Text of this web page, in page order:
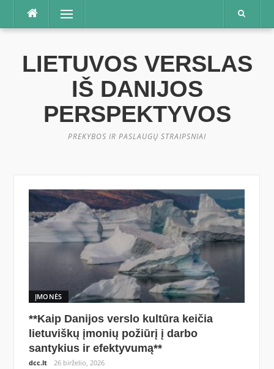
Praleisti
Meniu
LIETUVOS VERSLAS
IŠ DANIJOS
PERSPEKTYVOS
PREKYBOS IR PASLAUGŲ STRAIPSNIAI
ĮMONĖS
**Kaip Danijos verslo kultūra keičia
lietuviškų įmonių požiūrį į darbo
santykius ir efektyvumą**
dcc.lt 26 birželio, 2026